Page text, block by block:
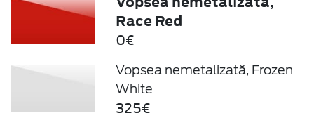
Race Red
0€
Vopsea nemetalizată, Frozen
White
325€